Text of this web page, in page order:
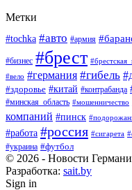
Метки
#tochka #авто #армия
#бизнес #брест
#вело #германия #гибель
#здоровье #китай #контрабанда
#минская_область #мошенничество
компаний #пинск
#работа #россия #сигарета
#украина #футбол
© 2026 - Новости
Разработка: sait.by
Sign in